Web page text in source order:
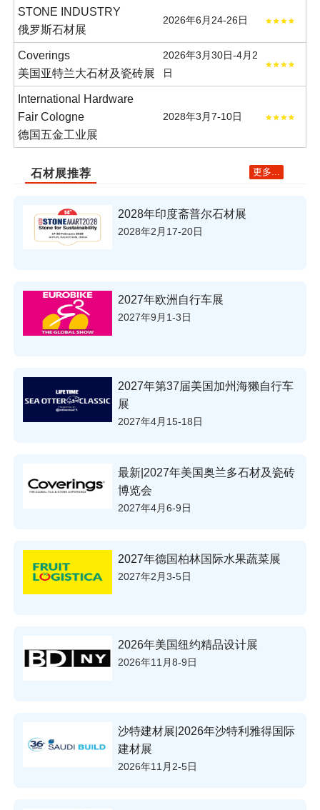
STONE INDUSTRY
俄罗斯石材展
2026年6月24-26日
Coverings
美国亚特兰大石材及瓷砖展
2026年3月30日-4月2
日
International Hardware
Fair Cologne
德国五金工业展
2028年3月7-10日
石材展推荐 更多...
2028年印度斋普尔石材展
2028年2月17-20日
2027年欧洲自行车展
2027年9月1-3日
2027年第37届美国加州海獭自行车
展
2027年4月15-18日
最新|2027年美国奥兰多石材及瓷砖
博览会
2027年4月6-9日
2027年德国柏林国际水果蔬菜展
2027年2月3-5日
2026年美国纽约精品设计展
2026年11月8-9日
沙特建材展|2026年沙特利雅得国际
建材展
2026年11月2-5日